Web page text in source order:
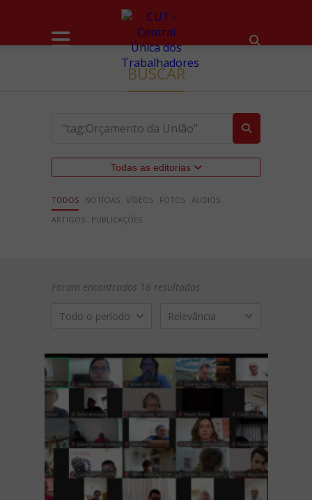
BUSCAR
Todas as editorias
TODOS NOTÍCIAS VÍDEOS FOTOS ÁUDIOS
ARTIGOS
PUBLICAÇÕES
Foram encontrados 16 resultados
Todo o período Relevância